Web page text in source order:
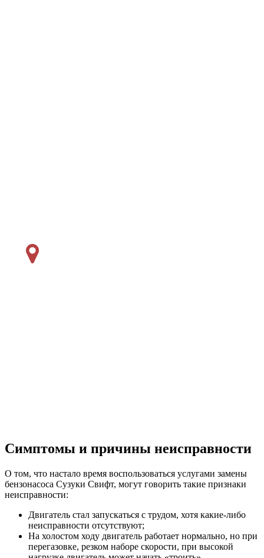
Симптомы и причины неисправности
О том, что настало время воспользоваться услугами замены
бензонасоса Сузуки Свифт, могут говорить такие признаки
неисправности:
Двигатель стал запускаться с трудом, хотя какие-либо
неисправности отсутствуют;
На холостом ходу двигатель работает нормально, но при
перегазовке, резком наборе скорости, при высокой